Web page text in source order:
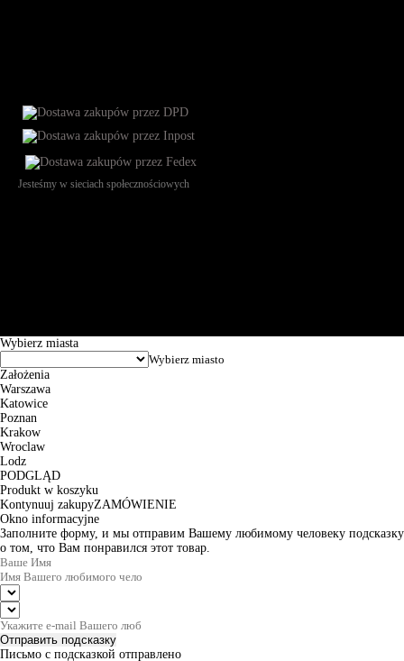
Jesteśmy w sieciach społecznościowych
Wybierz miasta
Założenia
Warszawa
Katowice
Poznan
Krakow
Wroclaw
Lodz
PODGLĄD
Produkt w koszyku
Kontynuuj zakupyZAMÓWIENIE
Okno informacyjne
Заполните форму, и мы отправим Вашему любимому человеку подсказку
о том, что Вам понравился этот товар.
Отправить подсказку
Письмо с подсказкой отправлено